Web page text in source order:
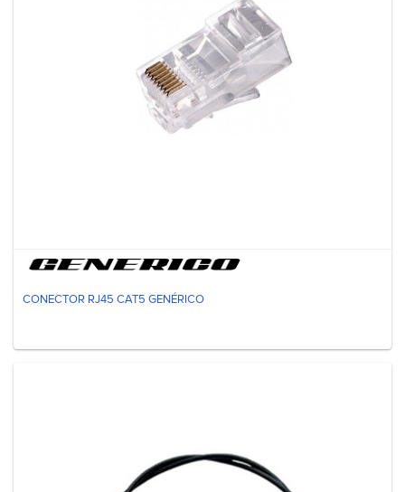
CONECTOR RJ45 CAT5 GENÉRICO